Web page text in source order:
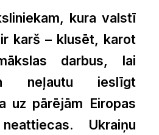
kura valstī
karš – klusēt, karot
darbus, lai
neļautu ieslīgt
uz pārējām Eiropas
Ukraiņu